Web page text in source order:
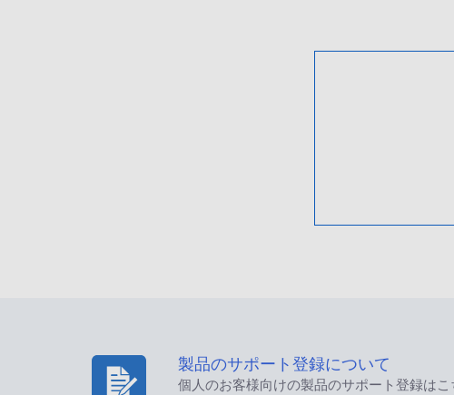
製品のサポート登録について
個人のお客様向けの製品のサポート登録はこ